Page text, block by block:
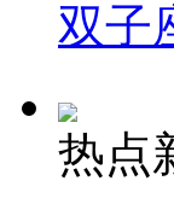
双子
热点